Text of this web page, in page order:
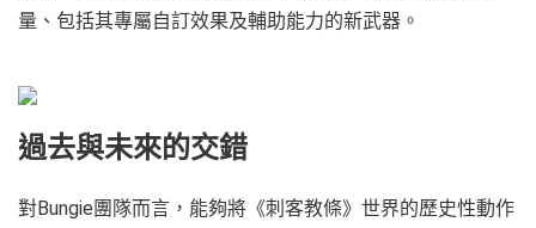
量、包括其專屬自訂效果及輔助能力的新武器。
過去與未來的交錯
對Bungie團隊而言，能夠將《刺客教條》世界的歷史性動作